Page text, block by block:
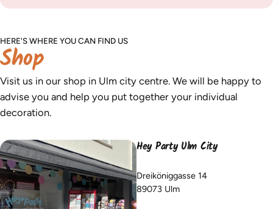
HERE'S WHERE YOU CAN FIND US
Shop
Visit us in our shop in Ulm city centre. We will be happy to
advise you and help you put together your individual
decoration.
Hey Party Ulm City
Dreiköniggasse 14
89073 Ulm